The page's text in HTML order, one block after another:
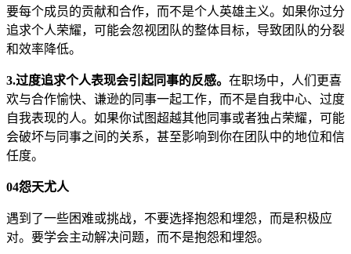
要每个成员的贡献和合作，而不是个人英雄主义。如果你过分
追求个人荣耀，可能会忽视团队的整体目标，导致团队的分裂
和效率降低。
3.过度追求个人表现会引起同事的反感。 在职场中，人们更喜
欢与合作愉快、谦逊的同事一起工作，而不是自我中心、过度
自我表现的人。如果你试图超越其他同事或者独占荣耀，可能
会破坏与同事之间的关系，甚至影响到你在团队中的地位和信
任度。
04怨天尤人
遇到了一些困难或挑战，不要选择抱怨和埋怨，而是积极应
对。要学会主动解决问题，而不是抱怨和埋怨。